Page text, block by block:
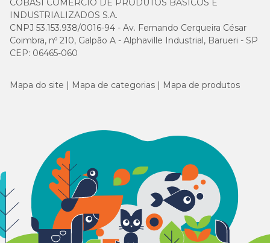
COBASI COMÉRCIO DE PRODUTOS BÁSICOS E
INDUSTRIALIZADOS S.A.
CNPJ 53.153.938/0016-94 - Av. Fernando Cerqueira César
Coimbra, nº 210, Galpão A - Alphaville Industrial, Barueri - SP
CEP: 06465-060
Mapa do site Mapa de categorias Mapa de produtos